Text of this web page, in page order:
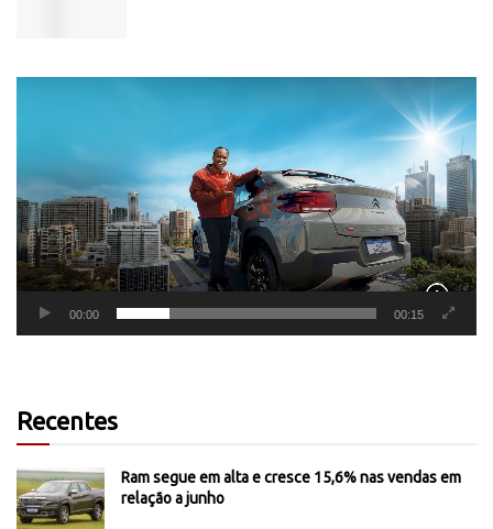
00:00 00:15
Recentes
Ram segue em alta e cresce 15,6% nas vendas em
relação a junho